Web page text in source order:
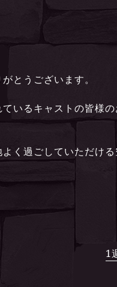
とうございます。
いるキャストの皆様
く過ごしていただけ
1